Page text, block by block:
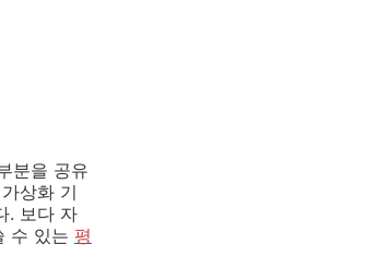
분을 공유
상화 기
. 보다 자
수 있는 평